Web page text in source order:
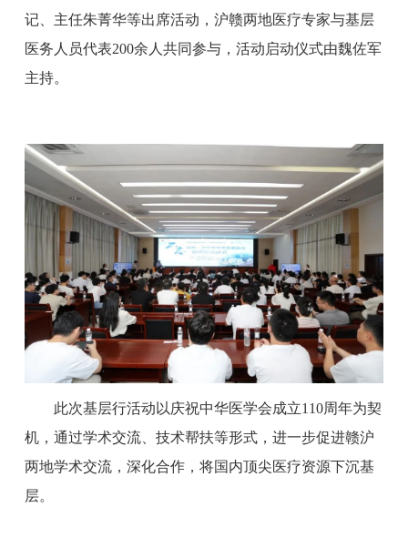
记、主任朱菁华等出席活动，沪赣两地医疗专家与基层
医务人员代表200余人共同参与，活动启动仪式由魏佐军
主持。
此次基层行活动以庆祝中华医学会成立110周年为契
机，通过学术交流、技术帮扶等形式，进一步促进赣沪
两地学术交流，深化合作，将国内顶尖医疗资源下沉基
层。